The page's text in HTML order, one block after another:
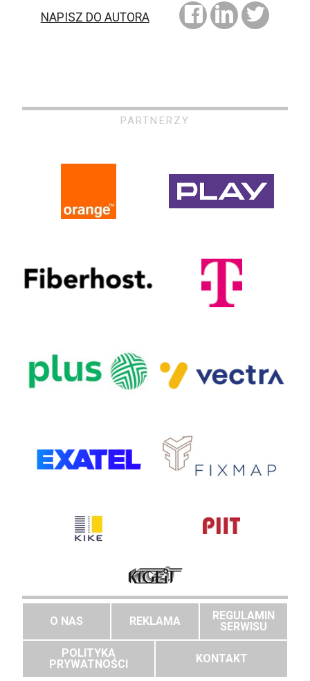
NAPISZ DO AUTORA
PARTNERZY
O NAS REKLAMA
REGULAMIN
SERWISU
POLITYKA
PRYWATNOŚCI
KONTAKT